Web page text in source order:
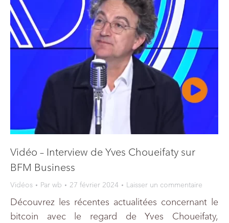
Vidéo – Interview de Yves Choueifaty sur
BFM Business
Vidéos Par wb 27 février 2024 Laisser un commentaire
Découvrez les récentes actualitées concernant le
bitcoin avec le regard de Yves Choueifaty,